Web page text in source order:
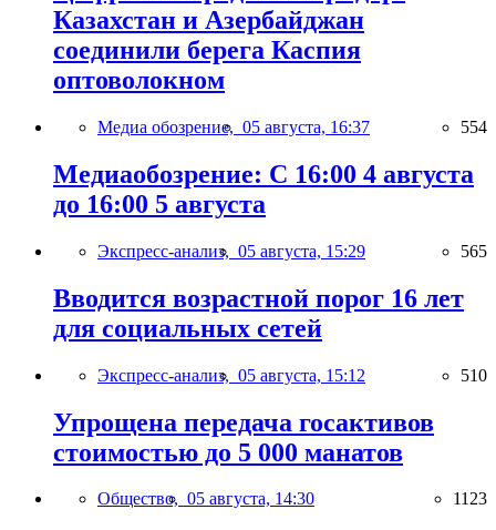
Казахстан и Азербайджан
соединили берега Каспия
оптоволокном
Медиа обозрение, 05 августа, 16:37 554
Медиаобозрение: С 16:00 4 августа
до 16:00 5 августа
Экспресс-анализ, 05 августа, 15:29 565
Вводится возрастной порог 16 лет
для социальных сетей
Экспресс-анализ, 05 августа, 15:12 510
Упрощена передача госактивов
стоимостью до 5 000 манатов
Общество, 05 августа, 14:30 1123